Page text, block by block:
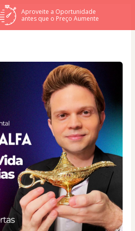
Aproveite a Oportunidade
antes que o Preço Aumente